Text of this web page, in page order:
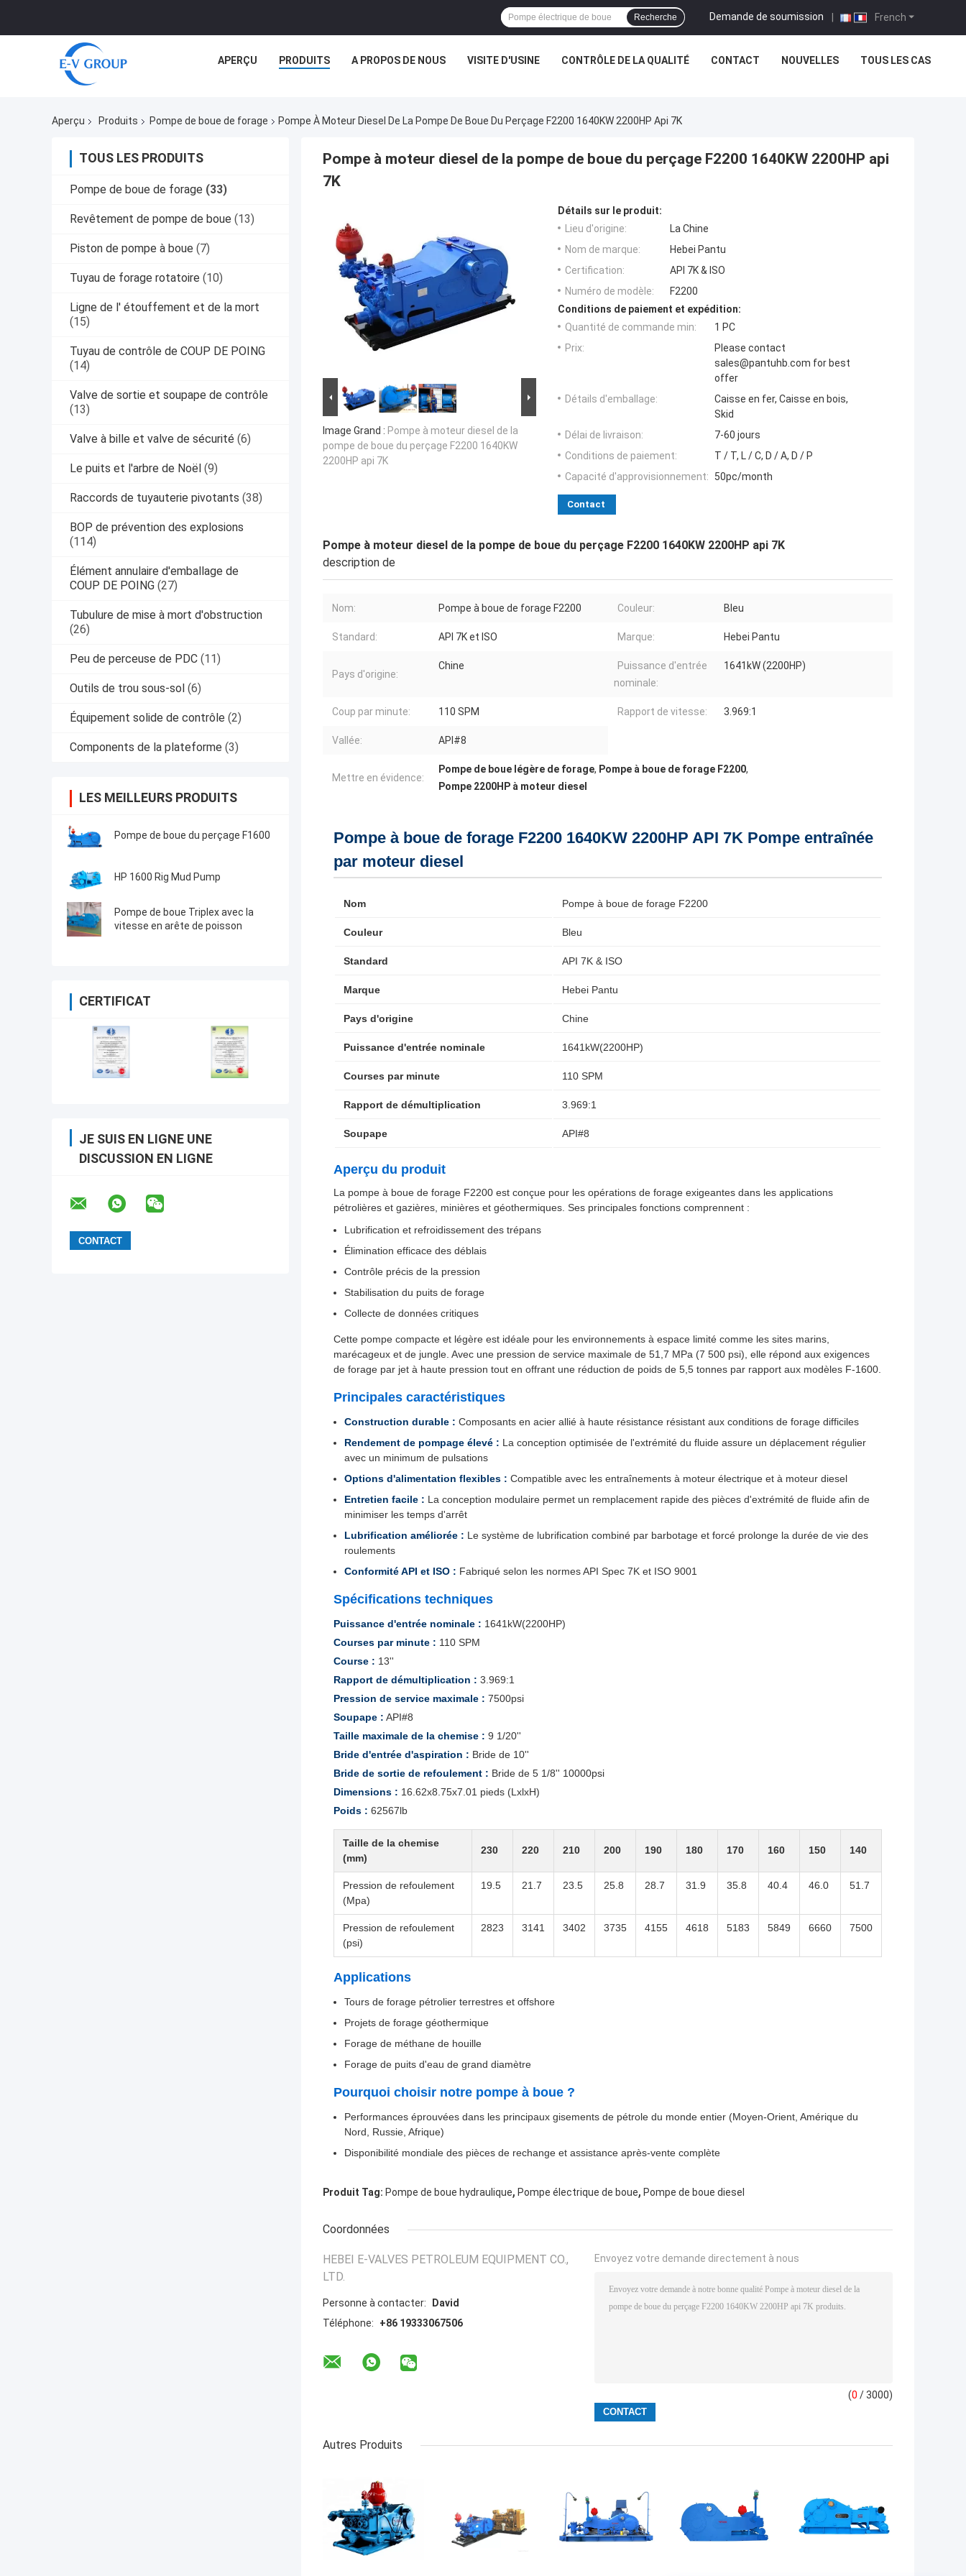
French
Demande de soumission |
Recherche
APERÇU PRODUITS A PROPOS DE NOUS VISITE D'USINE CONTRÔLE DE LA QUALITÉ CONTACT NOUVELLES TOUS LES CAS
Aperçu Produits Pompe de boue de forage Pompe À Moteur Diesel De La Pompe De Boue Du Perçage F2200 1640KW 2200HP Api 7K
TOUS LES PRODUITS
Pompe de boue de forage (33)
Revêtement de pompe de boue (13)
Piston de pompe à boue (7)
Tuyau de forage rotatoire (10)
Ligne de l' étouffement et de la mort
(15)
Tuyau de contrôle de COUP DE POING
(14)
Valve de sortie et soupape de contrôle
(13)
Valve à bille et valve de sécurité (6)
Le puits et l'arbre de Noël (9)
Raccords de tuyauterie pivotants (38)
BOP de prévention des explosions
(114)
Élément annulaire d'emballage de
COUP DE POING (27)
Tubulure de mise à mort d'obstruction
(26)
Peu de perceuse de PDC (11)
Outils de trou sous-sol (6)
Équipement solide de contrôle (2)
Components de la plateforme (3)
LES MEILLEURS PRODUITS
Pompe de boue du perçage F1600
HP 1600 Rig Mud Pump
Pompe de boue Triplex avec la
vitesse en arête de poisson
CERTIFICAT
JE SUIS EN LIGNE UNE
DISCUSSION EN LIGNE
Pompe à moteur diesel de la pompe de boue du perçage F2200 1640KW 2200HP api
7K
Image Grand : Pompe à moteur diesel de la
pompe de boue du perçage F2200 1640KW
2200HP api 7K
Détails sur le produit:
Lieu d'origine:
La Chine
Nom de marque:
Hebei Pantu
Certification:
API 7K & ISO
Numéro de modèle:
F2200
Conditions de paiement et expédition:
Quantité de commande min:
1 PC
Prix:
Please contact
sales@pantuhb.com for best
offer
Détails d'emballage:
Caisse en fer, Caisse en bois,
Skid
Délai de livraison:
7-60 jours
Conditions de paiement:
T / T, L / C, D / A, D / P
Capacité d'approvisionnement:
50pc/month
Contact
Pompe à moteur diesel de la pompe de boue du perçage F2200 1640KW 2200HP api 7K
description de
Nom: Pompe à boue de forage F2200 Couleur: Bleu
Standard: API 7K et ISO Marque: Hebei Pantu
Pays d'origine:
Chine
Puissance d'entrée
nominale:
1641kW (2200HP)
Coup par minute: 110 SPM Rapport de vitesse: 3.969:1
Vallée: API#8
Mettre en évidence:
Pompe de boue légère de forage, Pompe à boue de forage F2200,
Pompe 2200HP à moteur diesel
Pompe à boue de forage F2200 1640KW 2200HP API 7K Pompe entraînée
par moteur diesel
Nom Pompe à boue de forage F2200
Couleur Bleu
Standard API 7K & ISO
Marque Hebei Pantu
Pays d'origine Chine
Puissance d'entrée nominale 1641kW(2200HP)
Courses par minute 110 SPM
Rapport de démultiplication 3.969:1
Soupape API#8
Aperçu du produit
La pompe à boue de forage F2200 est conçue pour les opérations de forage exigeantes dans les applications
pétrolières et gazières, minières et géothermiques. Ses principales fonctions comprennent :
Lubrification et refroidissement des trépans
Élimination efficace des déblais
Contrôle précis de la pression
Stabilisation du puits de forage
Collecte de données critiques
Cette pompe compacte et légère est idéale pour les environnements à espace limité comme les sites marins,
marécageux et de jungle. Avec une pression de service maximale de 51,7 MPa (7 500 psi), elle répond aux exigences
de forage par jet à haute pression tout en offrant une réduction de poids de 5,5 tonnes par rapport aux modèles F-1600.
Principales caractéristiques
Construction durable : Composants en acier allié à haute résistance résistant aux conditions de forage difficiles
Rendement de pompage élevé : La conception optimisée de l'extrémité du fluide assure un déplacement régulier
avec un minimum de pulsations
Options d'alimentation flexibles : Compatible avec les entraînements à moteur électrique et à moteur diesel
Entretien facile : La conception modulaire permet un remplacement rapide des pièces d'extrémité de fluide afin de
minimiser les temps d'arrêt
Lubrification améliorée : Le système de lubrification combiné par barbotage et forcé prolonge la durée de vie des
roulements
Conformité API et ISO : Fabriqué selon les normes API Spec 7K et ISO 9001
Spécifications techniques
Puissance d'entrée nominale : 1641kW(2200HP)
Courses par minute : 110 SPM
Course : 13''
Rapport de démultiplication : 3.969:1
Pression de service maximale : 7500psi
Soupape : API#8
Taille maximale de la chemise : 9 1/20''
Bride d'entrée d'aspiration : Bride de 10''
Bride de sortie de refoulement : Bride de 5 1/8'' 10000psi
Dimensions : 16.62x8.75x7.01 pieds (LxlxH)
Poids : 62567lb
Taille de la chemise
(mm)
230 220 210 200 190 180 170 160 150 140
Pression de refoulement
(Mpa)
19.5 21.7 23.5 25.8 28.7 31.9 35.8 40.4 46.0 51.7
Pression de refoulement
(psi)
2823 3141 3402 3735 4155 4618 5183 5849 6660 7500
Applications
Tours de forage pétrolier terrestres et offshore
Projets de forage géothermique
Forage de méthane de houille
Forage de puits d'eau de grand diamètre
Pourquoi choisir notre pompe à boue ?
Performances éprouvées dans les principaux gisements de pétrole du monde entier (Moyen-Orient, Amérique du
Nord, Russie, Afrique)
Disponibilité mondiale des pièces de rechange et assistance après-vente complète
Produit Tag: Pompe de boue hydraulique, Pompe électrique de boue, Pompe de boue diesel
Coordonnées
HEBEI E-VALVES PETROLEUM EQUIPMENT CO.,
LTD.
Personne à contacter:
David
Téléphone:
+86 19333067506
Envoyez votre demande directement à nous
(0 / 3000)
Autres Produits